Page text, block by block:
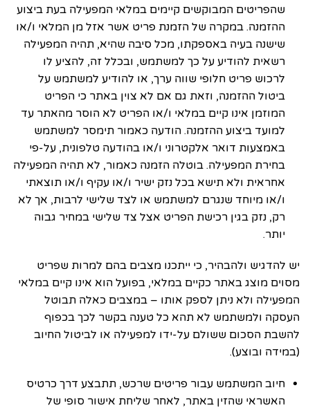
שהפריטים המבוקשים קיימים במלאי המפעילה בעת ביצוע
ההזמנה. במקרה של הזמנת פריט אשר אזל מן המלאי ו/או
שישנה בעיה באספקתו, מכל סיבה שהיא, תהיה המפעילה
רשאית להודיע על כך למשתמש, ובכלל זה, להציע לו
לרכוש פריט חלופי שווה ערך, או להודיע למשתמש על
ביטול ההזמנה, וזאת גם אם לא צוין באתר כי הפריט
המוזמן אינו קיים במלאי ו/או הפריט לא הוסר מהאתר עד
למועד ביצוע ההזמנה. הודעה כאמור תימסר למשתמש
באמצעות דואר אלקטרוני ו/או בהודעה טלפונית, על-פי
בחירת המפעילה. בוטלה הזמנה כאמור, לא תהיה המפעילה
אחראית ולא תישא בכל נזק ישיר ו/או עקיף ו/או תוצאתי
ו/או מיוחד שנגרם למשתמש או לצד שלישי לרבות, אך לא
רק, נזק בגין רכישת הפריט אצל צד שלישי במחיר גבוה
יותר.
יש להדגיש ולהבהיר, כי ייתכנו מצבים בהם למרות שפריט
מסוים מוצג באתר כקיים במלאי, בפועל הוא אינו קיים במלאי
המפעילה ולא ניתן לספק אותו – במצבים כאלה תבוטל
העסקה ולמשתמש לא תהא כל טענה בקשר לכך בכפוף
להשבת הסכום ששולם על-ידו למפעילה או לביטול החיוב
(במידה ובוצע).
חיוב המשתמש עבור פריטים שרכש, תתבצע דרך כרטיס
האשראי שהזין באתר, לאחר שליחת אישור סופי של